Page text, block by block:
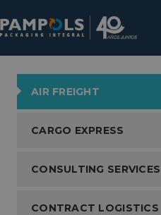
AIR FREIGHT
CARGO EXPRESS
CONSULTING SERVICES
CONTRACT LOGISTICS